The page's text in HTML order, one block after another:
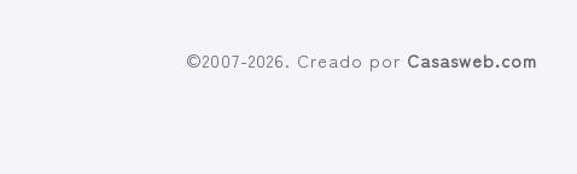
©2007-2026. Creado por Casasweb.com